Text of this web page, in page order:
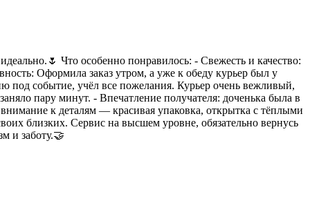
Что особенно понравилось: - Свежесть и качество:
Оформила заказ утром, а уже к обеду курьер был у
под событие, учёл все пожелания. Курьер очень вежливый,
пару минут. - Впечатление получателя: доченька была в
к деталям — красивая упаковка, открытка с тёплыми
близких. Сервис на высшем уровне, обязательно вернусь
и заботу.🤝